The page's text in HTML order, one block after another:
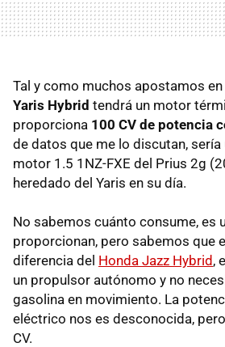
Tal y como muchos apostamos
Yaris Hybrid tendrá un motor
proporciona 100 CV de potencia
de datos que me lo discutan, sería
motor 1.5 1NZ-FXE del Prius 2g
heredado del Yaris en su día.
No sabemos cuánto consume, es
proporcionan, pero sabemos que
diferencia del Honda Jazz Hybrid,
un propulsor autónomo y no
gasolina en movimiento. La
eléctrico nos es desconocida,
CV.